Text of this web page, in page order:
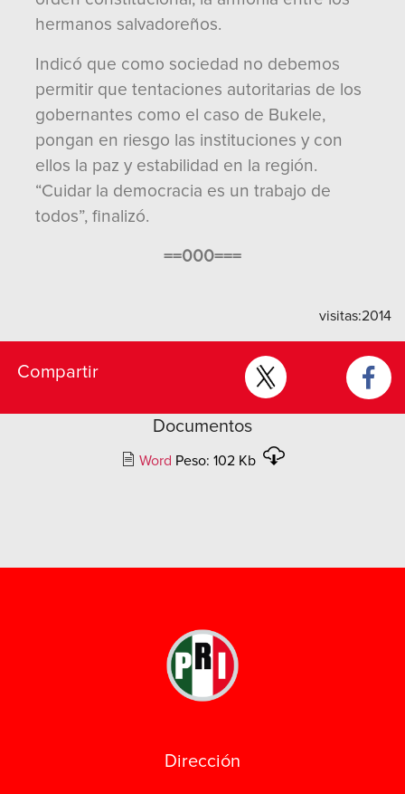
hermanos salvadoreños.
Indicó que como sociedad no debemos
permitir que tentaciones autoritarias de los
gobernantes como el caso de Bukele,
pongan en riesgo las instituciones y con
ellos la paz y estabilidad en la región.
“Cuidar la democracia es un trabajo de
todos”, finalizó.
==000===
visitas:2014
Compartir
Documentos
Word Peso: 102 Kb
Dirección